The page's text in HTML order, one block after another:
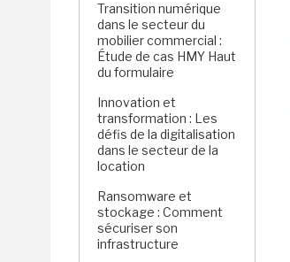
Transition numérique
dans le secteur du
mobilier commercial :
Étude de cas HMY Haut
du formulaire
Innovation et
transformation : Les
défis de la digitalisation
dans le secteur de la
location
Ransomware et
stockage : Comment
sécuriser son
infrastructure